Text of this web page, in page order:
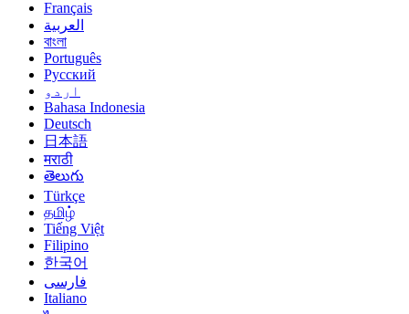
Français
العربية
বাংলা
Português
Русский
اردو
Bahasa Indonesia
Deutsch
日本語
मराठी
తెలుగు
Türkçe
தமிழ்
Tiếng Việt
Filipino
한국어
فارسی
Italiano